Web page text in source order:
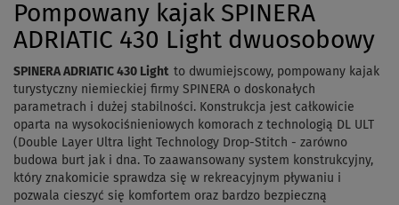
Pompowany kajak SPINERA
ADRIATIC 430 Light dwuosobowy
SPINERA ADRIATIC 430 Light to dwumiejscowy, pompowany kajak
turystyczny niemieckiej firmy SPINERA o doskonałych
parametrach i dużej stabilności. Konstrukcja jest całkowicie
oparta na wysokociśnieniowych komorach z technologią DL ULT
(Double Layer Ultra light Technology Drop-Stitch - zarówno
budowa burt jak i dna. To zaawansowany system konstrukcyjny,
który znakomicie sprawdza się w rekreacyjnym pływaniu i
pozwala cieszyć się komfortem oraz bardzo bezpieczną